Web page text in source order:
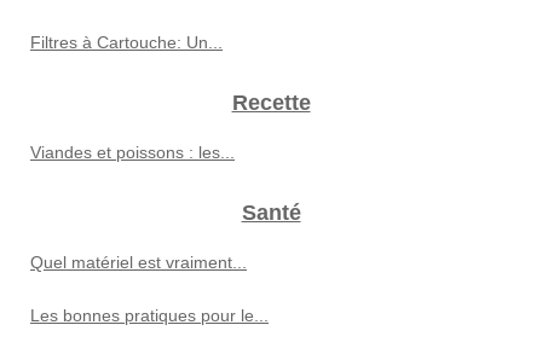
Filtres à Cartouche: Un...
Recette
Viandes et poissons : les...
Santé
Quel matériel est vraiment...
Les bonnes pratiques pour le...